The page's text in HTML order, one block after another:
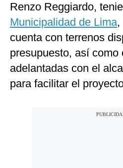
Renzo Reggiardo,
Municipalidad de Lima,
cuenta con terrenos
presupuesto, así como
adelantadas con el
para facilitar el